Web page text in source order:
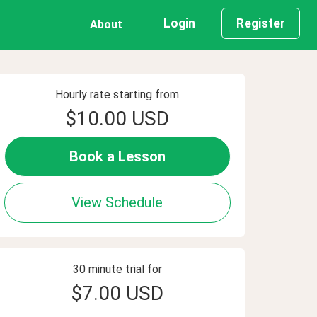
About Login Register
Hourly rate starting from
$10.00 USD
Book a Lesson
View Schedule
30 minute trial for
$7.00 USD